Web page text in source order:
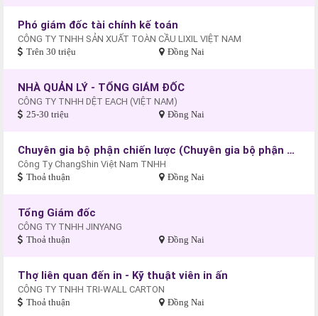
Phó giám đốc tài chính kế toán
CÔNG TY TNHH SẢN XUẤT TOÀN CẦU LIXIL VIỆT NAM
Trên 30 triệu Đồng Nai
NHÀ QUẢN LÝ - TỔNG GIÁM ĐỐC
CÔNG TY TNHH DỆT EACH (VIỆT NAM)
25-30 triệu Đồng Nai
Chuyên gia bộ phận chiến lược (Chuyên gia bộ phận SPT)
Công Ty ChangShin Việt Nam TNHH
Thoả thuận Đồng Nai
Tổng Giám đốc
CÔNG TY TNHH JINYANG
Thoả thuận Đồng Nai
Thợ liên quan đến in - Kỹ thuật viên in ấn
CÔNG TY TNHH TRI-WALL CARTON
Thoả thuận Đồng Nai